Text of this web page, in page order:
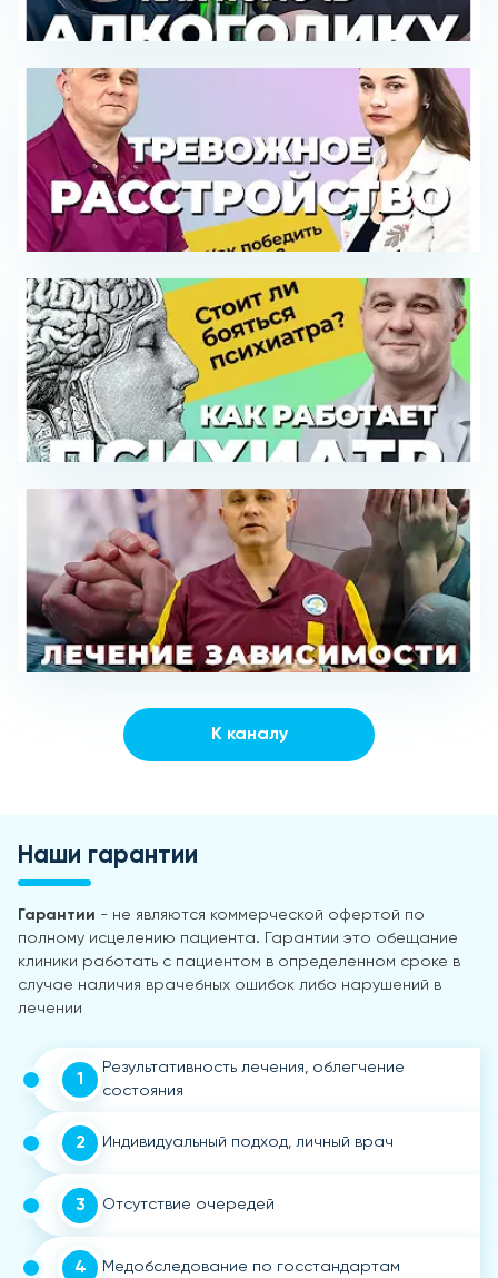
К каналу
Наши гарантии
Гарантии - не являются коммерческой офертой по
полному исцелению пациента. Гарантии это обещание
клиники работать с пациентом в определенном сроке в
случае наличия врачебных ошибок либо нарушений в
лечении
1
Результативность лечения, облегчение
состояния
2 Индивидуальный подход, личный врач
3 Отсутствие очередей
4 Медобследование по госстандартам